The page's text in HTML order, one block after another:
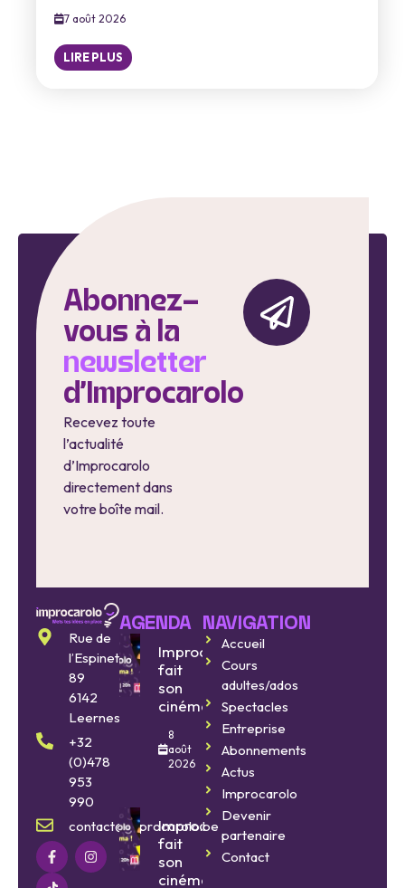
7 août 2026
LIRE PLUS
Abonnez-
vous à la
newsletter
d'Improcarolo
Recevez toute
l’actualité
d’Improcarolo
directement dans
votre boîte mail.
Rue de
l’Espinette
89
6142
Leernes
+32
(0)478
953
990
contact@improcarolo.be
AGENDA
Improcarolo
fait
son
cinéma
8
août
2026
Improcarolo
fait
son
cinéma
NAVIGATION
Accueil
Cours
adultes/ados
Spectacles
Entreprise
Abonnements
Actus
Improcarolo
Devenir
partenaire
Contact